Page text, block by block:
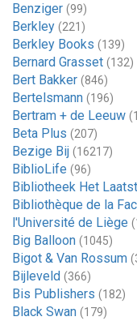
Benziger (99)
Berkley (221)
Berkley Books (139)
Bernard Grasset (132)
Bert Bakker (846)
Bertelsmann (196)
Bertram + de Leeuw
Beta Plus (207)
Bezige Bij (16217)
BiblioLife (96)
Bibliotheek Het
Bibliothèque de la
l'Université de Liège
Big Balloon (1045)
Bigot & Van Rossum
Bijleveld (366)
Bis Publishers (182)
Black Swan (179)